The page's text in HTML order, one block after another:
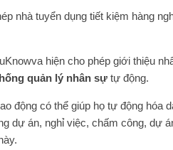
nhà tuyển dụng tiết kiệm hàng
hiện cho phép giới thiệu
quản lý nhân sự tự động.
động có thể giúp họ tự động hóa
dự án, nghỉ việc, chấm công, dự